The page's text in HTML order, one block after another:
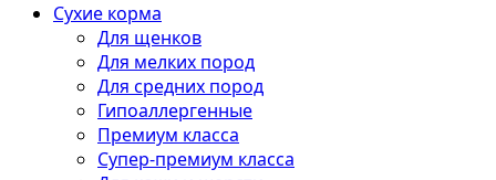
Сухие корма
Для щенков
Для мелких пород
Для средних пород
Гипоаллергенные
Премиум класса
Супер-премиум класса